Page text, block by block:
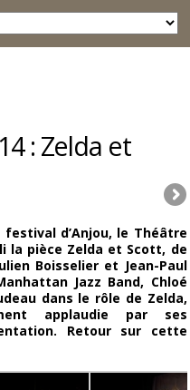
: Zelda et
d’Anjou, le Théâtre
la pièce Zelda et Scott, de
Boisselier et Jean-Paul
Jazz Band, Chloé
dans le rôle de Zelda,
applaudie par ses
. Retour sur cette